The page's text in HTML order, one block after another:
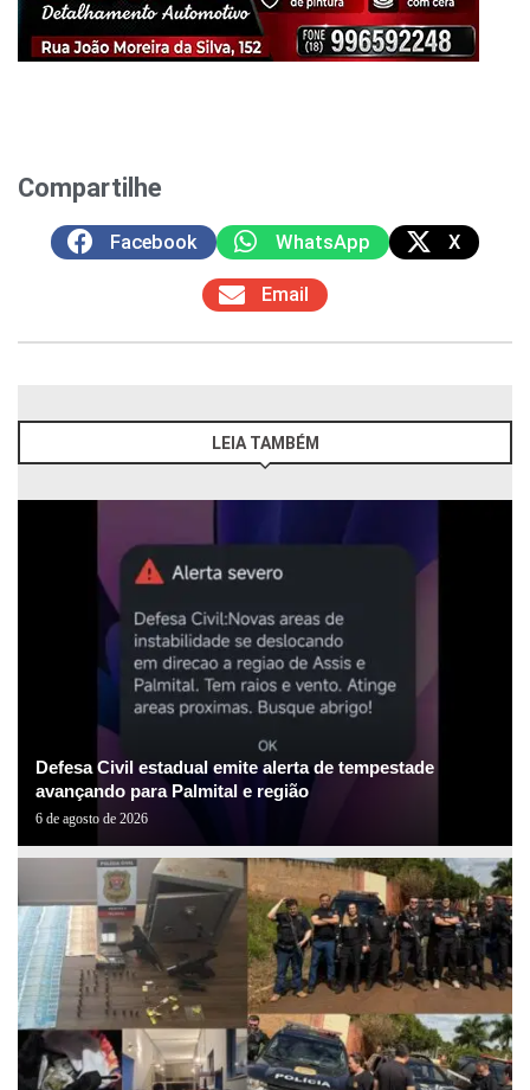
Compartilhe
Facebook WhatsApp X
Email
LEIA TAMBÉM
Defesa Civil estadual emite alerta de tempestade
avançando para Palmital e região
6 de agosto de 2026